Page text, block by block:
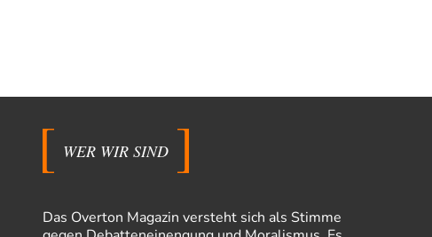
WER WIR SIND
Das Overton Magazin versteht sich als Stimme